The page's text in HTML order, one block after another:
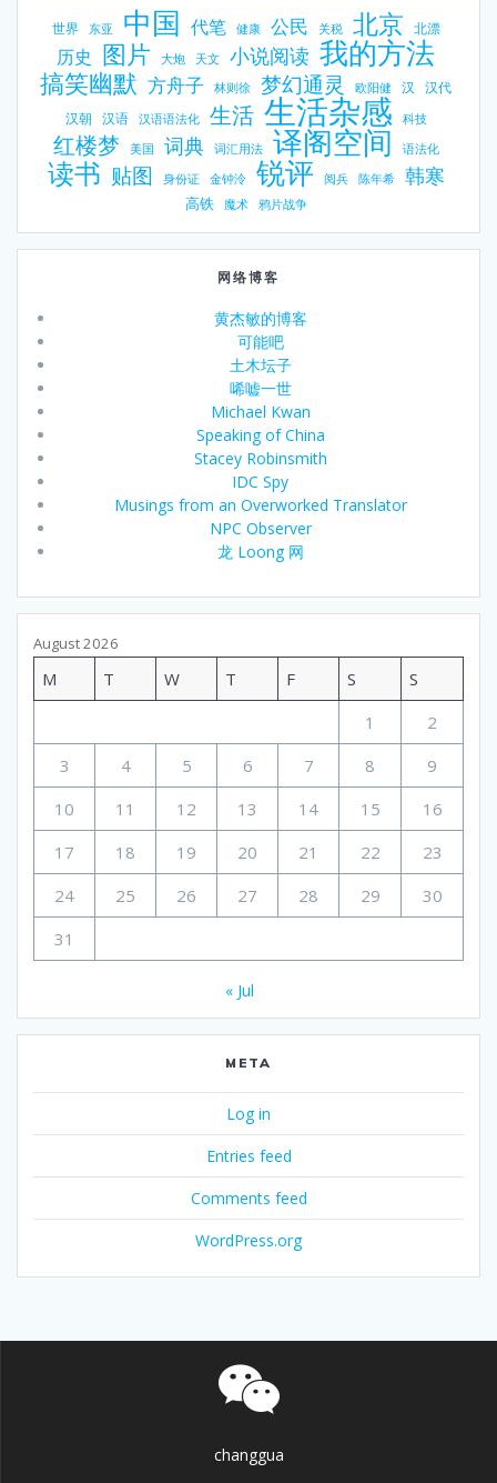
世界 东亚 中国 代笔 健康 公民 关税 北京 北漂
历史 图片 大炮 天文 小说阅读 我的方法
搞笑幽默 方舟子 林则徐 梦幻通灵 欧阳健 汉 汉代
汉朝 汉语 汉语语法化 生活 生活杂感 科技
红楼梦 美国 词典 词汇用法 译阁空间 语法化
读书 贴图 身份证 金钟泠 锐评 阅兵 陈年希 韩寒
高铁 魔术 鸦片战争
网络博客
黄杰敏的博客
可能吧
土木坛子
唏嘘一世
Michael Kwan
Speaking of China
Stacey Robinsmith
IDC Spy
Musings from an Overworked Translator
NPC Observer
龙 Loong 网
August 2026
M T W T F S
S
1
2
3
4 5 6 7 8
9
10
11 12 13 14 15
16
17
18 19 20 21 22
23
24
25 26 27 28 29
30
31
« Jul
META
Log in
Entries feed
Comments feed
WordPress.org
changgua